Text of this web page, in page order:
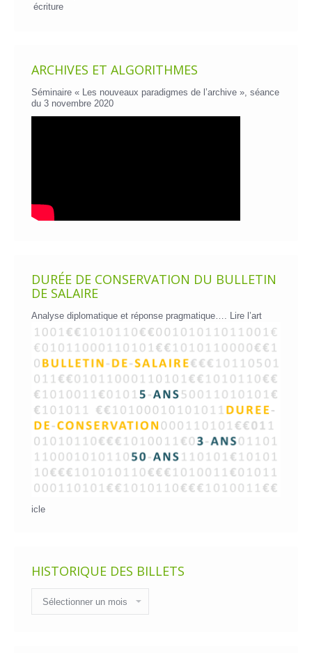
écriture
ARCHIVES ET ALGORITHMES
Séminaire « Les nouveaux paradigmes de l’archive », séance
du 3 novembre 2020
DURÉE DE CONSERVATION DU BULLETIN
DE SALAIRE
Analyse diplomatique et réponse pragmatique…. Lire l’art
icle
HISTORIQUE DES BILLETS
des
billets